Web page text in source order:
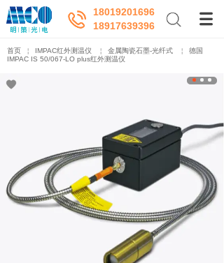
18917639396
18019201696
首页 ￤ IMPAC红外测温仪 ￤ 金属陶瓷石墨-光纤式 ￤
德国
IMPAC IS 50/067-LO plus红外测温仪